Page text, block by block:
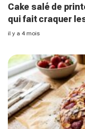
Cake salé de
qui fait craquer
l’apéro, à tester
il y a 4 mois